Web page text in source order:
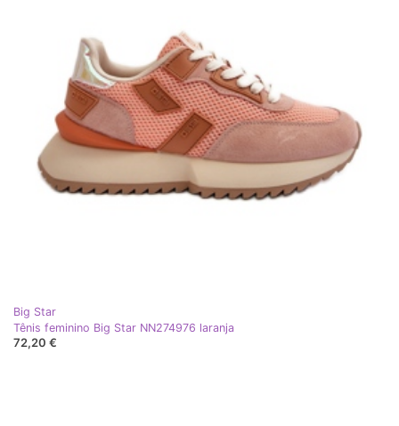
Big Star
Tênis feminino Big Star NN274976 laranja
72,20 €